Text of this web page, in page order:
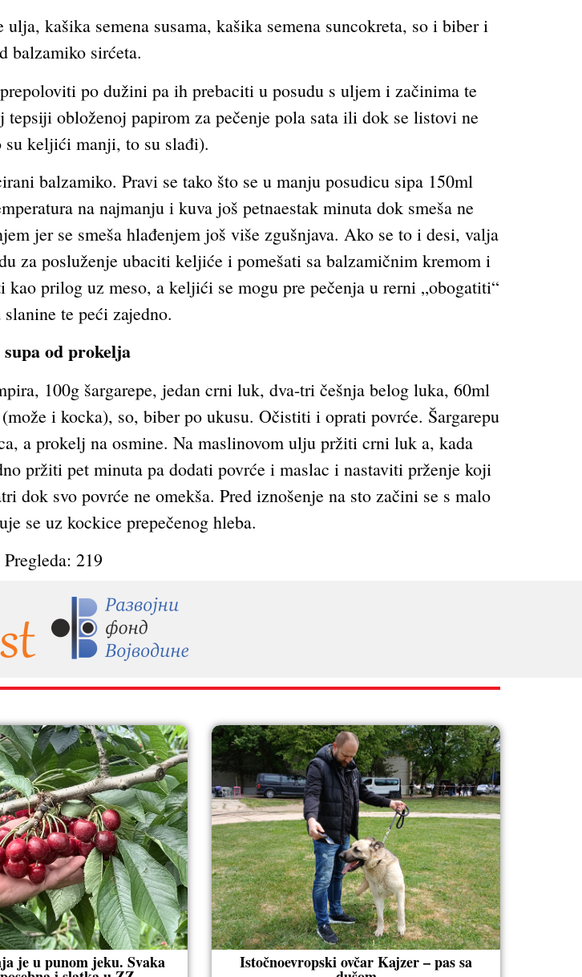
kašika semena susama, kašika semena suncokreta, so i biber i
balzamiko sirćeta.
po dužini pa ih prebaciti u posudu s uljem i začinima te
obloženoj papirom za pečenje pola sata ili dok se listovi ne
su keljići manji, to su slađi).
balzamiko. Pravi se tako što se u manju posudicu sipa 150ml
na najmanju i kuva još petnaestak minuta dok smeša ne
jer se smeša hlađenjem još više zgušnjava. Ako se to i desi, valja
za posluženje ubaciti keljiće i pomešati sa balzamičnim kremom i
prilog uz meso, a keljići se mogu pre pečenja u rerni „obogatiti“
te peći zajedno.
od prokelja
100g šargarepe, jedan crni luk, dva-tri češnja belog luka, 60ml
i kocka), so, biber po ukusu. Očistiti i oprati povrće. Šargarepu
a prokelj na osmine. Na maslinovom ulju pržiti crni luk a, kada
pržiti pet minuta pa dodati povrće i maslac i nastaviti prženje koji
dok svo povrće ne omekša. Pred iznošenje na sto začini se s malo
se uz kockice prepečenog hleba.
Pregleda: 219
je u punom jeku. Svaka Istočnoevropski ovčar Kajzer – pas sa